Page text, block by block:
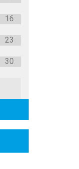
16
23
30